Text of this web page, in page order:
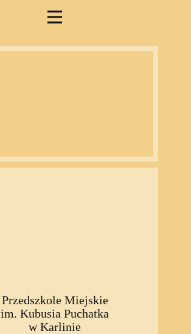
Przedszkole Miejskie
im. Kubusia Puchatka
w Karlinie